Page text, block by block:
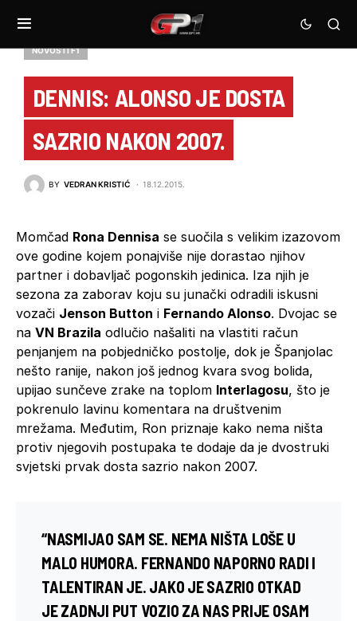
NOVOSTI F1
DENNIS: ALONSO JE DOSTA
SAZRIO NAKON 2007.
BY VEDRAN KRISTIĆ 18.12.2015.
Momčad Rona Dennisa se suočila s velikim izazovom
ove godine kojem ponajviše nije dorastao njihov
partner i dobavljač pogonskih jedinica. Iza njih je
sezona za zaborav koju su junački odradili iskusni
vozači Jenson Button i Fernando Alonso. Dvojac se
na VN Brazila odlučio našaliti na vlastiti račun
penjanjem na pobjedničko postolje, dok je Španjolac
nešto ranije, nakon još jednog kvara svog bolida,
upijao sunčeve zrake na toplom Interlagosu, što je
pokrenulo lavinu komentara na društvenim
mrežama. Međutim, Ron priznaje kako nema ništa
protiv njegovih postupaka te dodaje da je dvostruki
svjetski prvak dosta sazrio nakon 2007.
“NASMIJAO SAM SE. NEMA NIŠTA LOŠE U
MALO HUMORA. FERNANDO NAPORNO RADI I
TALENTIRAN JE. JAKO JE SAZRIO OTKAD
JE ZADNJI PUT VOZIO ZA NAS PRIJE OSAM